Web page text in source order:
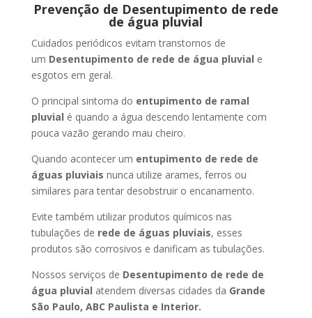
Prevenção de Desentupimento de rede
de água pluvial
Cuidados periódicos evitam transtornos de
um Desentupimento de rede de água pluvial e
esgotos em geral.
O principal sintoma do entupimento de ramal
pluvial é quando a água descendo lentamente com
pouca vazão gerando mau cheiro.
Quando acontecer um entupimento de rede de
águas pluviais nunca utilize arames, ferros ou
similares para tentar desobstruir o encanamento.
Evite também utilizar produtos químicos nas
tubulações de rede de águas pluviais, esses
produtos são corrosivos e danificam as tubulações.
Nossos serviços de Desentupimento de rede de
água pluvial atendem diversas cidades da Grande
São Paulo, ABC Paulista e Interior.